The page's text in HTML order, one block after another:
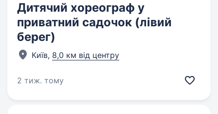
Дитячий хореограф у
приватний садочок (лівий
берег)
Київ, 8,0 км від центру
2 тиж. тому